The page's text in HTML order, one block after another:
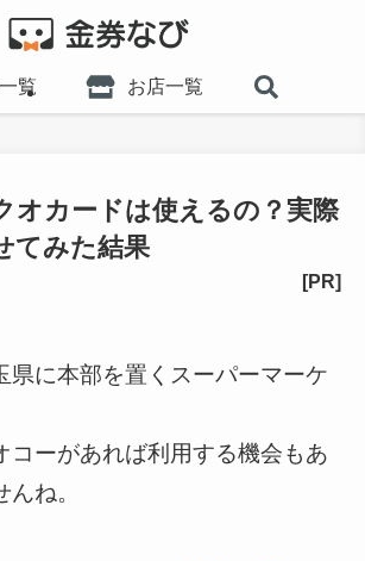
覧 お店一覧
オカードは使えるの？実際
てみた結果
県に本部を置くスーパーマーケ
コーがあれば利用する機会もあ
ね。